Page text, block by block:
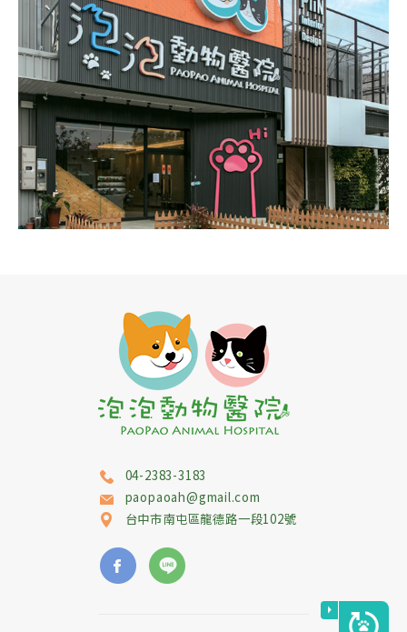
04-2383-3183
paopaoah@gmail.com
台中市南屯區龍德路一段102號